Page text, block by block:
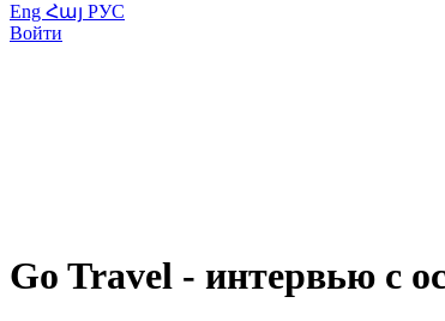
Eng Հայ РУС
Войти
Go Travel - интервью с